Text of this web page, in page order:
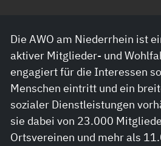
Die AWO am Niederrhein ist
aktiver Mitglieder- und
engagiert für die Interessen
Menschen eintritt und ein
sozialer Dienstleistungen
sie dabei von 23.000
Ortsvereinen und mehr als